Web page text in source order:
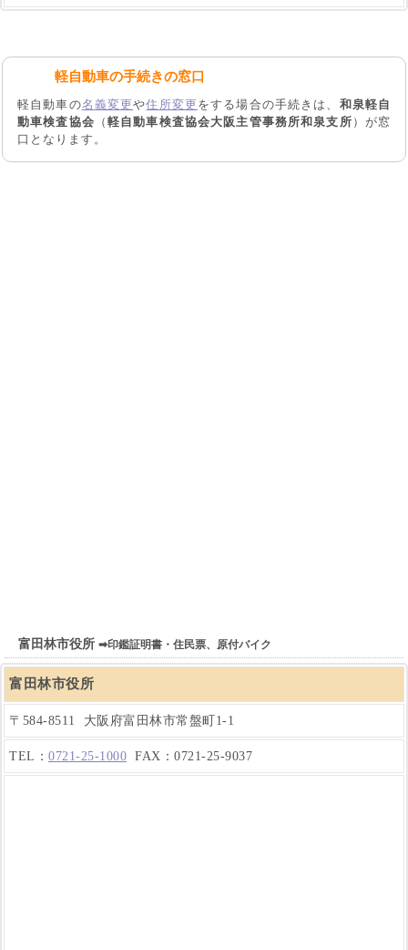
軽自動車の手続きの窓口
軽自動車の名義変更や住所変更 をする場合の手続きは、 和泉軽自
動車検査協会 （ 軽自動車検査協会大阪主管事務所和泉支所 ）が窓
口となります。
富田林市役所 ➡印鑑証明書・住民票、原付バイク
富田林市役所
〒584-8511 大阪府富田林市常盤町1-1
TEL： 0721-25-1000 FAX：0721-25-9037